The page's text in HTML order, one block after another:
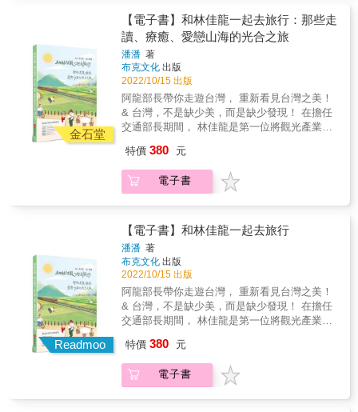
&rarr; 喜歡的店也許會客滿（抱歉了） 外國朋
友來，再也不用當地陪！ &rarr; 相當適合拿來
做國民外交 『 怎 麼 個 挑 剔 法 ？』 & 綜
合設計、選品、氛圍、服務、環境、口碑等面
向 有自信帶著友人去的地方 考慮店家間的多元
性與個別獨特性 & 『 使 用 說 明 』 & 全書架
構： 北台灣／中台灣／南台灣／東台灣與離島
全新改版、最新資訊和路線更新 為了讓大家旅
本四小冊合而為一： 可以隨心所欲拿一本就出
兩部分介紹，前半部分門別類挑出500家好店，
涵蓋5大類：「藝術與文化」、「設計與生活風
格」、「食材與料理」、「音樂與酒精」、
「住宿與放鬆」，每個分類下介紹 6家精選好
店；後半部有「推薦旅遊路線」和「主題特
輯」 ，幫助讀者更了解台灣文化 。如果想找特
定類型店家可以參考前半部分；需要行程建議
的，可以直接翻到後半部！ & 『 線 上 輔 助
工 具 』 & 除了紙本外，團隊還製作了Web
App，收錄書中所有店家的基本資訊，只要點擊
頁面上的地址欄就能直接連到該店的google
maps位置，方便大家在旅途中查找位置，店家
資訊若有變動也能即時更新。 &
裡。 & 『 充 滿 趣 味 與 溫 度 的 台 灣 風 格
旅 遊 書 ！ 』 & 台北是個可愛、對旅人友善的
城市，是認識台灣的最佳起點。 不過台灣各地
也有著自己的個性與姿態，一個都不能被忽
略。 & 因此，暢銷書《GOOD EYE 台北挑剔
指南》作者郭佩怜和她在各領域的厲害朋友
們，將挑剔的眼光從台北擴大到台灣22個縣
市，懷著一顆愛台灣的心，挑戰製作世界第一
本中英雙語的台灣風格旅遊書《GOOD EYE 台
灣挑剔指南》，收錄各地的風格店家、年度活
動、在地刊物與深度特輯等，成為探索台灣的
最佳起點。& && & 『 為 什 麼 需 要 這 本 書
？ 』 & 重新發現台灣的魅力 &rarr; 拿來練英文
也不錯（誤） 從此變身旅遊達人 &rarr; 可能會
&rarr; 喜歡的店也許會客滿（抱歉了） 外國朋
友來，再也不用當地陪！ &rarr; 相當適合拿來
做國民外交 『 怎 麼 個 挑 剔 法 ？』 & 綜
合設計、選品、氛圍、服務、環境、口碑等面
向 有自信帶著友人去的地方 考慮店家間的多元
性與個別獨特性 & 『 使 用 說 明 』 & 全書架
構： 北台灣／中台灣／南台灣／東台灣與離島
遊方便攜帶 《GOOD EYE台灣挑剔指南》將原
本四小冊合而為一： 可以隨心所欲拿一本就出
發，一本通行全台灣 & 全台灣22個縣市皆分為
兩部分介紹，前半部分門別類挑出500家好店，
漫步或是離島探索，一年四季都有深度又有趣
的玩法。請跟著省錢旅遊作家943來趟節能減
碳、輕鬆自在的小旅行吧！ &
金石堂
【電子書】和林佳龍一起去旅行：那些走
讀、療癒、愛戀山海的光合之旅
潘潘 著
布克文化 出版
2022/10/15 出版
阿龍部長帶你走遊台灣， 重新看見台灣之美！
& 台灣，不是缺少美，而是缺少發現！ 在擔任
交通部長期間， 林佳龍是第一位將觀光產業作
部長，處處可見他對台灣觀光的用心。 前瞻觀
光沒撇步，願意做，就對了！ 疫後的觀光業，
應定位為台灣未來的旗艦產業， 本書讓阿龍帶
特價 380 元
電子書
Readmoo
【電子書】和林佳龍一起去旅行
潘潘 著
布克文化 出版
2022/10/15 出版
阿龍部長帶你走遊台灣， 重新看見台灣之美！
& 台灣，不是缺少美，而是缺少發現！ 在擔任
交通部長期間， 林佳龍是第一位將觀光產業作
部長，處處可見他對台灣觀光的用心。 前瞻觀
光沒撇步，願意做，就對了！ 疫後的觀光業，
應定位為台灣未來的旗艦產業， 本書讓阿龍帶
特價 380 元
電子書